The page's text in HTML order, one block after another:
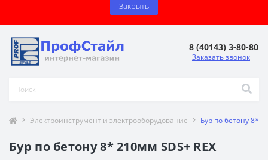
Закрыть
8 (40143) 3-80-80
Заказать звонок
Электроинструмент и электрооборудование Бур по бетону 8*
Бур по бетону 8* 210мм SDS+ REX